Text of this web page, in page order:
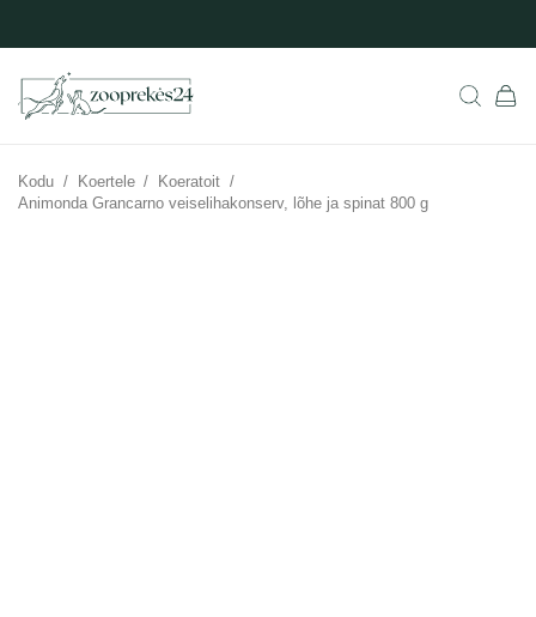
Kodu / Koertele / Koeratoit /
Animonda Grancarno veiselihakonserv, lõhe ja spinat 800 g